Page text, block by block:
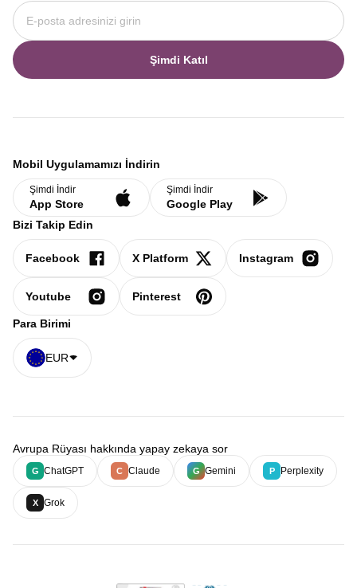
Şimdi Katıl
Mobil Uygulamamızı İndirin
Şimdi İndir
App Store
Şimdi İndir
Google Play
Bizi Takip Edin
Facebook X Platform Instagram
Youtube Pinterest
Para Birimi
EUR
Avrupa Rüyası hakkında yapay zekaya sor
G ChatGPT C Claude G Gemini P Perplexity
X Grok